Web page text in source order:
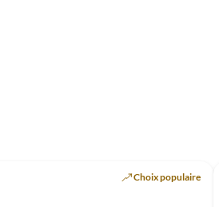
Choix populaire